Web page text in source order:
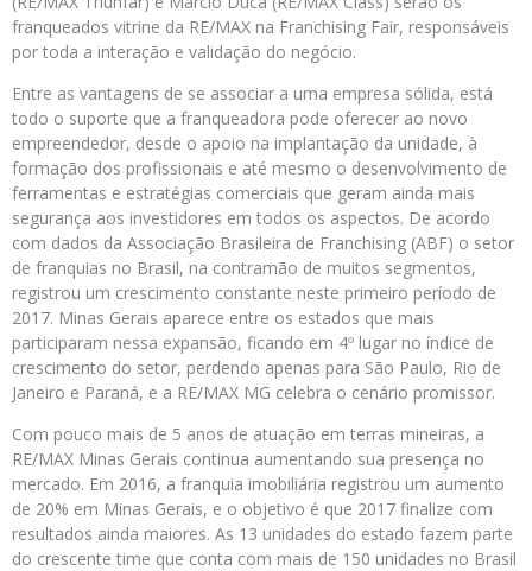
franqueados vitrine da RE/MAX na Franchising Fair, responsáveis
por toda a interação e validação do negócio.
Entre as vantagens de se associar a uma empresa sólida, está
todo o suporte que a franqueadora pode oferecer ao novo
empreendedor, desde o apoio na implantação da unidade, à
formação dos profissionais e até mesmo o desenvolvimento de
ferramentas e estratégias comerciais que geram ainda mais
segurança aos investidores em todos os aspectos. De acordo
com dados da Associação Brasileira de Franchising (ABF) o setor
de franquias no Brasil, na contramão de muitos segmentos,
registrou um crescimento constante neste primeiro período de
2017. Minas Gerais aparece entre os estados que mais
participaram nessa expansão, ficando em 4º lugar no índice de
crescimento do setor, perdendo apenas para São Paulo, Rio de
Janeiro e Paraná, e a RE/MAX MG celebra o cenário promissor.
Com pouco mais de 5 anos de atuação em terras mineiras, a
RE/MAX Minas Gerais continua aumentando sua presença no
mercado. Em 2016, a franquia imobiliária registrou um aumento
de 20% em Minas Gerais, e o objetivo é que 2017 finalize com
resultados ainda maiores. As 13 unidades do estado fazem parte
do crescente time que conta com mais de 150 unidades no Brasil